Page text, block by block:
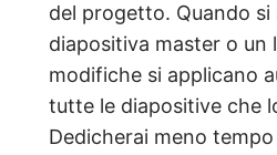
del progetto. Quando si
diapositiva master o un
modifiche si applicano
tutte le diapositive che
Dedicherai meno tempo